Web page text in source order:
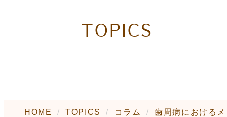
TOPICS
HOME TOPICS コラム
歯周病におけるメ